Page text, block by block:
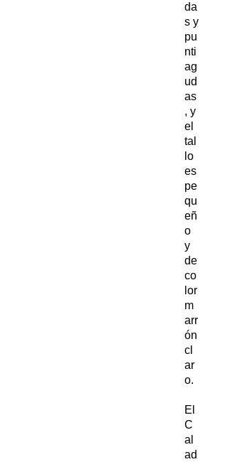
da
s y
pu
nti
ag
ud
as
, y
el
tal
lo
es
pe
qu
eñ
o
y
de
co
lor
m
arr
ón
cl
ar
o.
El
C
al
ad